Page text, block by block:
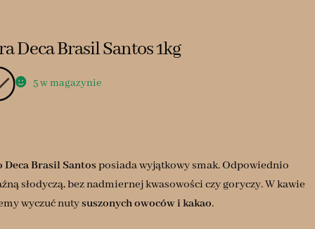
Deca Brasil Santos 1kg
5 w magazynie
Deca Brasil Santos posiada wyjątkowy smak. Odpowiednio
słodyczą, bez nadmiernej kwasowości czy goryczy. W kawie
wyczuć nutysuszonych owoców i kakao.